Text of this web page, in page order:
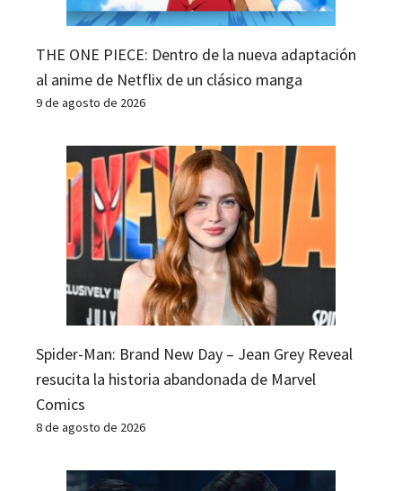
THE ONE PIECE: Dentro de la nueva adaptación
al anime de Netflix de un clásico manga
9 de agosto de 2026
Spider-Man: Brand New Day – Jean Grey Reveal
resucita la historia abandonada de Marvel
Comics
8 de agosto de 2026